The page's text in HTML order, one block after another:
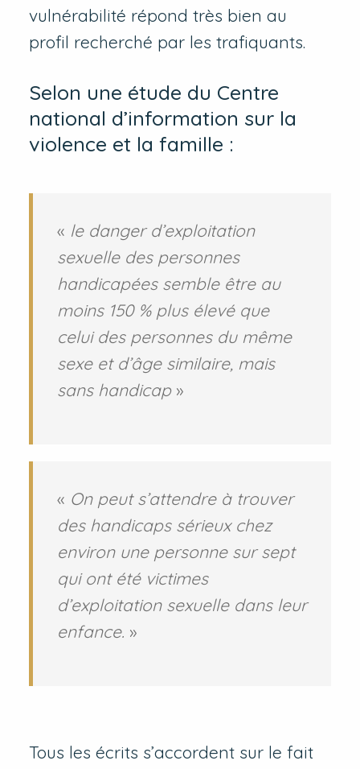
vulnérabilité répond très bien au
profil recherché par les trafiquants.
Selon une étude du Centre
national d’information sur la
violence et la famille :
« le danger d’exploitation
sexuelle des personnes
handicapées semble être au
moins 150 % plus élevé que
celui des personnes du même
sexe et d’âge similaire, mais
sans handicap»
« On peut s’attendre à trouver
des handicaps sérieux chez
environ une personne sur sept
qui ont été victimes
d’exploitation sexuelle dans leur
enfance. »
Tous les écrits s’accordent sur le fait